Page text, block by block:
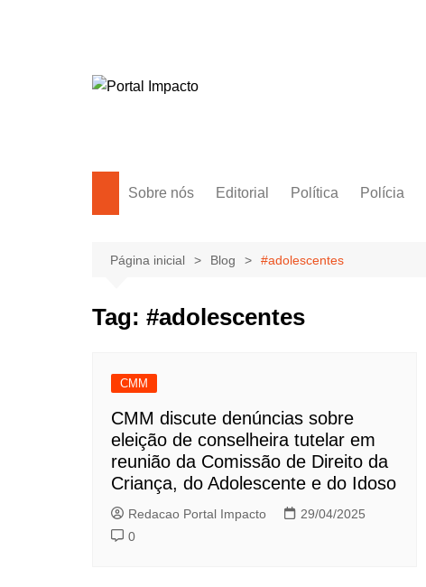
Sobre nós Editorial
Manaus
Mundo
Política Polícia
Página inicial Blog #adolescentes
Tag: #adolescentes
CMM
CMM discute denúncias sobre
eleição de conselheira tutelar em
reunião da Comissão de Direito da
Criança, do Adolescente e do Idoso
Redacao Portal Impacto
29/04/2025
0